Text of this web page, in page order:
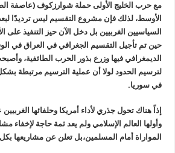
مع حرب الخليج الأولى حملة شوارزكوف (عاصفة
الأوسط، لذلك فإن مشروع التقسيم ليس ترديدًا
السياسيين الغربيين بل دخل الآن حيز التنفيذ على
حين تم تأجيل التقسيم الجغرافي في العراق في
الديمغرافي فيها وزرع بذور الحرب الطائفية،
لترسيم الحدود لولا أن عملية الترسيم مرتبطة
في سوريا.
إذاً هناك تحول جذري لأداء أمريكا وحلفائها
وأولها العالم الإسلامي ولم يعد ثمة حاجة لإخفاء
المواراة أمام المسلمين،بل تعلن عن مشاريعها